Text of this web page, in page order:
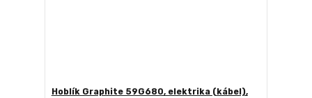
Hoblík Graphite 59G680, elektrika (kábel),